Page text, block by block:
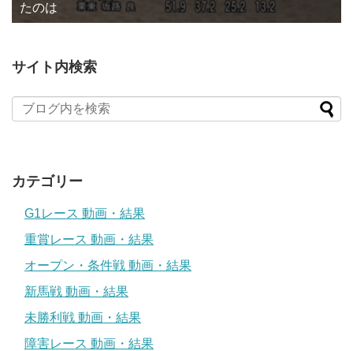
たのは
サイト内検索
カテゴリー
G1レース 動画・結果
重賞レース 動画・結果
オープン・条件戦 動画・結果
新馬戦 動画・結果
未勝利戦 動画・結果
障害レース 動画・結果